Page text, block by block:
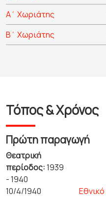
Α΄ Χωριάτης
Β΄ Χωριάτης
Τόπος & Χρόνος
Πρώτη παραγωγή
Θεατρική
περίοδος:1939
- 1940
10/4/1940